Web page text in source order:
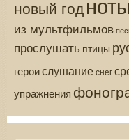
новый год
из мультфильмов
прослушать птицы
героислушаниеснег
упражнения